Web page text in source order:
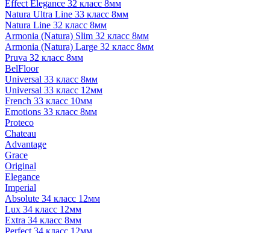
Effect Elegance 32 класс 8мм
Natura Ultra Line 33 класс 8мм
Natura Line 32 класс 8мм
Armonia (Natura) Slim 32 класс 8мм
Armonia (Natura) Large 32 класс 8мм
Pruva 32 класс 8мм
BelFloor
Universal 33 класс 8мм
Universal 33 класс 12мм
French 33 класс 10мм
Emotions 33 класс 8мм
Proteco
Chateau
Advantage
Grace
Original
Elegance
Imperial
Absolute 34 класс 12мм
Lux 34 класс 12мм
Extra 34 класс 8мм
Perfect 34 класс 12мм